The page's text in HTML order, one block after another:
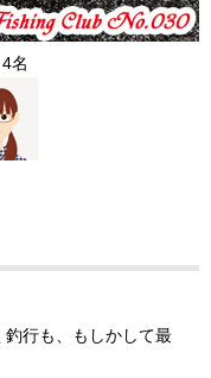
名
行も、もしかして最